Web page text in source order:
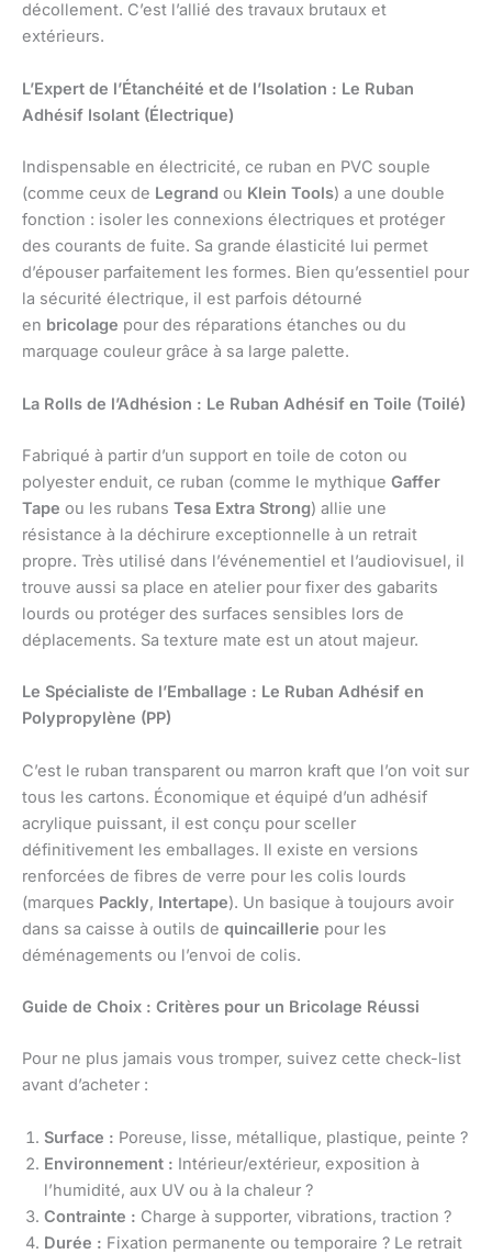
décollement. C’est l’allié des travaux brutaux et
extérieurs.
L’Expert de l’Étanchéité et de l’Isolation : Le Ruban
Adhésif Isolant (Électrique)
Indispensable en électricité, ce ruban en PVC souple
(comme ceux de Legrand ou Klein Tools) a une double
fonction : isoler les connexions électriques et protéger
des courants de fuite. Sa grande élasticité lui permet
d’épouser parfaitement les formes. Bien qu’essentiel pour
la sécurité électrique, il est parfois détourné
en bricolage pour des réparations étanches ou du
marquage couleur grâce à sa large palette.
La Rolls de l’Adhésion : Le Ruban Adhésif en Toile (Toilé)
Fabriqué à partir d’un support en toile de coton ou
polyester enduit, ce ruban (comme le mythique Gaffer
Tape ou les rubans Tesa Extra Strong) allie une
résistance à la déchirure exceptionnelle à un retrait
propre. Très utilisé dans l’événementiel et l’audiovisuel, il
trouve aussi sa place en atelier pour fixer des gabarits
lourds ou protéger des surfaces sensibles lors de
déplacements. Sa texture mate est un atout majeur.
Le Spécialiste de l’Emballage : Le Ruban Adhésif en
Polypropylène (PP)
C’est le ruban transparent ou marron kraft que l’on voit sur
tous les cartons. Économique et équipé d’un adhésif
acrylique puissant, il est conçu pour sceller
définitivement les emballages. Il existe en versions
renforcées de fibres de verre pour les colis lourds
(marques Packly, Intertape). Un basique à toujours avoir
dans sa caisse à outils de quincaillerie pour les
déménagements ou l’envoi de colis.
Guide de Choix : Critères pour un Bricolage Réussi
Pour ne plus jamais vous tromper, suivez cette check-list
avant d’acheter :
Surface : Poreuse, lisse, métallique, plastique, peinte ?
Environnement : Intérieur/extérieur, exposition à
l’humidité, aux UV ou à la chaleur ?
Contrainte : Charge à supporter, vibrations, traction ?
Durée : Fixation permanente ou temporaire ? Le retrait